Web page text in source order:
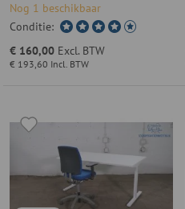
Nog 1 beschikbaar
Conditie:
€ 193,60 Incl. BTW
€ 160,00 Excl. BTW